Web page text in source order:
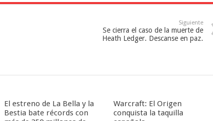
Siguiente
Se cierra el caso de la muerte de
Heath Ledger. Descanse en paz.
El estreno de La Bella y la
Bestia bate récords con
Warcraft: El Origen
conquista la taquilla